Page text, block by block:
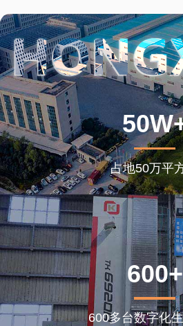
占地50万平
600+
600多台数字化